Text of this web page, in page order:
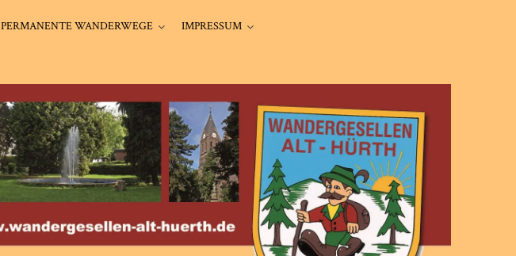
PERMANENTE WANDERWEGE IMPRESSUM